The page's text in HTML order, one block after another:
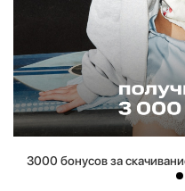
3000 бонусов за